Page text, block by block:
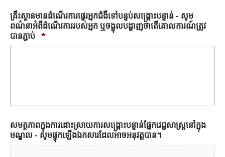
បន្ទប់
សង្គ្រោះ
បន្ទាន់
*
គ្រឹះស្ថានមានដំណើរការផ្ទេរអ្នកជំងឺទៅបន្ទប់សង្គ្រោះបន្ទាន់ - សូម
ពណ៌នាអំពីដំណើរការរបស់អ្នក ឬចង្អុលបង្ហាញថាតើគោលការណ៍ត្រូវ
បានភ្ជាប់ *
សមត្ថភាពក្នុងការដោះស្រាយការសង្គ្រោះបន្ទាន់ផ្នែកវេជ្ជសាស្រ្តនៅក្នុង
មណ្ឌល - សូមផ្ទុកឡើងឯកសារដែលអាចអនុវត្តបាន។